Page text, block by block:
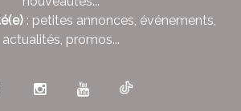
: petites annonces, événements,
actualités, promos...